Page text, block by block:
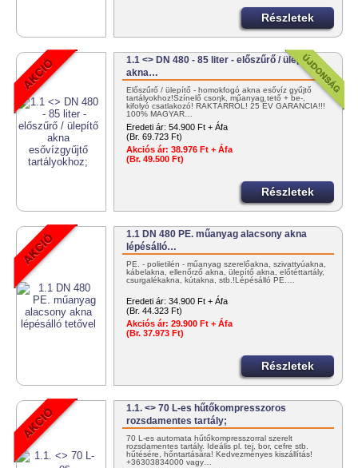
Részletek
1.1 <> DN 480 - 85 liter - előszűrő / ülepítő
akna…
Előszűrő / ülepítő - homokfogó akna esővíz gyűjtő
tartályokhoz!Színelő csonk, műanyag tető + be-,
kifolyó csatlakozó! RAKTÁRRÓL! 25 ÉV GARANCIA!!!
100% MAGYAR…
Eredeti ár: 54.900 Ft + Áfa
(Br. 69.723 Ft)
Akciós ár: 38.976 Ft + Áfa
(Br. 49.500 Ft)
Részletek
1.1 DN 480 PE. műanyag alacsony akna
lépésálló…
PE. - polietilén - műanyag szerelőakna, szivattyúakna,
kábelakna, ellenőrző akna, ülepítő akna, előtéttartály,
csurgalékakna, kútakna, stb.!Lépésálló PE.…
Eredeti ár: 34.900 Ft + Áfa
(Br. 44.323 Ft)
Akciós ár: 29.900 Ft + Áfa
(Br. 37.973 Ft)
Részletek
1.1. <> 70 L-es hűtőkompresszoros
rozsdamentes tartály;
70 L-es automata hűtőkompresszorral szerelt
rozsdamentes tartály. Ideális pl. tej, bor, cefre stb.
hűtésére, hőntartására! Kedvezményes kiszállítás!
+36303834000 vagy…